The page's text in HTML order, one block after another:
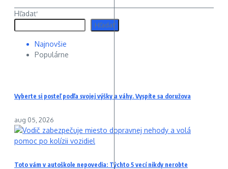
Hľadať
Hľadať
Najnovšie
Populárne
Vyberte si posteľ podľa svojej výšky a váhy. Vyspíte sa doružova
aug 05, 2026
Toto vám v autoškole nepovedia: Týchto 5 vecí nikdy nerobte